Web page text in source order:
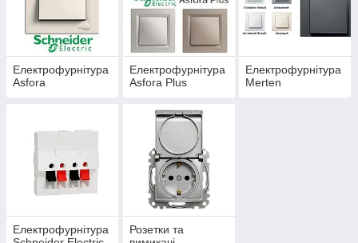
Електрофурнітура
Asfora
Електрофурнітура
Asfora Plus
Електрофурнітура
Merten
Електрофурнітура
Розетки та